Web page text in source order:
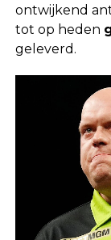
ontwijkend
tot op heden
geleverd.